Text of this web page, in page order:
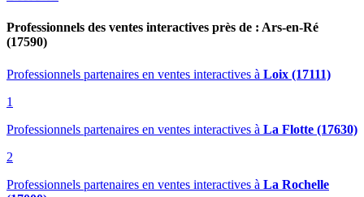
Professionnels des ventes interactives près de : Ars-en-Ré
(17590)
Professionnels partenaires en ventes interactives à Loix (17111)
1
Professionnels partenaires en ventes interactives à La Flotte (17630)
2
Professionnels partenaires en ventes interactives à La Rochelle